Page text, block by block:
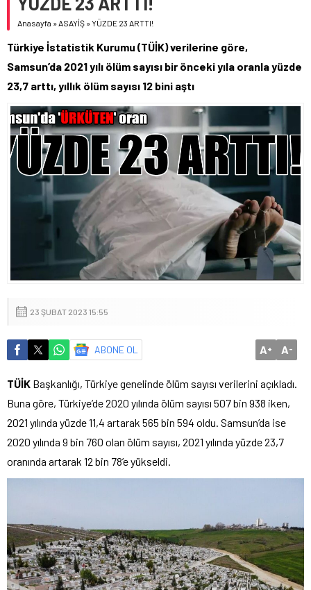
Anasayfa »ASAYİŞ »YÜZDE 23 ARTTI!
Türkiye İstatistik Kurumu (TÜİK) verilerine göre,
Samsun’da 2021 yılı ölüm sayısı bir önceki yıla oranla yüzde
23,7 arttı, yıllık ölüm sayısı 12 bini aştı
23 ŞUBAT 2023 15:55
ABONE OL A+ A-
TÜİK Başkanlığı, Türkiye genelinde ölüm sayısı verilerini açıkladı.
Buna göre, Türkiye’de 2020 yılında ölüm sayısı 507 bin 938 iken,
2021 yılında yüzde 11,4 artarak 565 bin 594 oldu. Samsun’da ise
2020 yılında 9 bin 760 olan ölüm sayısı, 2021 yılında yüzde 23,7
oranında artarak 12 bin 78’e yükseldi.